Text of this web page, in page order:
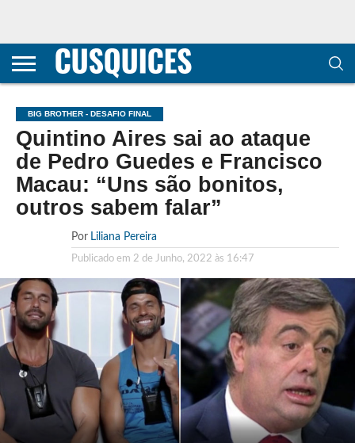
CONTACTOS
HOME
POLÍTICA DE
E COOKIES
SOBRE
TERMOS E
TRANSPARÊNCIA
METODOLOGIA
BIG BROTHER - DESAFIO FINAL
Quintino Aires sai ao ataque
de Pedro Guedes e Francisco
Macau: “Uns são bonitos,
outros sabem falar”
Por Liliana Pereira
Publicado em 2 de Junho, 2022 às 16:47